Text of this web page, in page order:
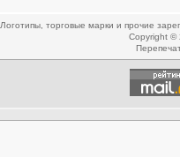
Логотипы, торговые марки и прочие
Copyright ©